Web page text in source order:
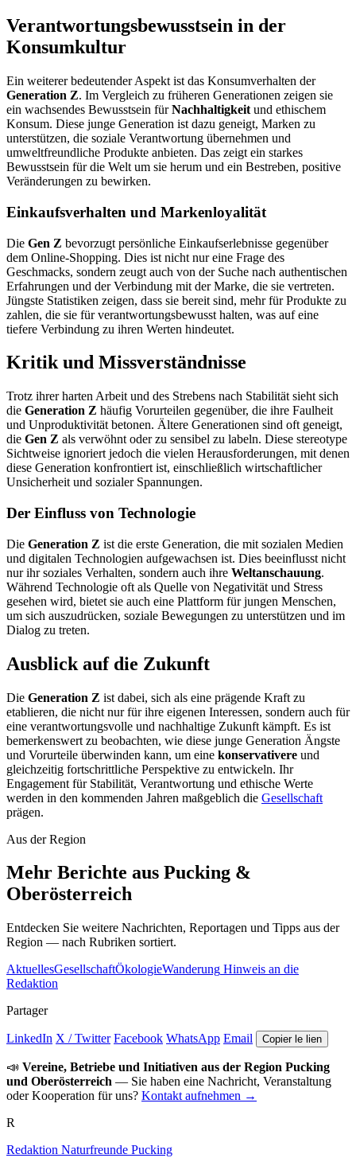
Verantwortungsbewusstsein in der
Konsumkultur
Ein weiterer bedeutender Aspekt ist das Konsumverhalten der
Generation Z. Im Vergleich zu früheren Generationen zeigen sie
ein wachsendes Bewusstsein fürNachhaltigkeit und ethischem
Konsum. Diese junge Generation ist dazu geneigt, Marken zu
unterstützen, die soziale Verantwortung übernehmen und
umweltfreundliche Produkte anbieten. Das zeigt ein starkes
Bewusstsein für die Welt um sie herum und ein Bestreben, positive
Veränderungen zu bewirken.
Einkaufsverhalten und Markenloyalität
Die Gen Z bevorzugt persönliche Einkaufserlebnisse gegenüber
dem Online-Shopping. Dies ist nicht nur eine Frage des
Geschmacks, sondern zeugt auch von der Suche nach authentischen
Erfahrungen und der Verbindung mit der Marke, die sie vertreten.
Jüngste Statistiken zeigen, dass sie bereit sind, mehr für Produkte zu
zahlen, die sie für verantwortungsbewusst halten, was auf eine
tiefere Verbindung zu ihren Werten hindeutet.
Kritik und Missverständnisse
Trotz ihrer harten Arbeit und des Strebens nach Stabilität sieht sich
die Generation Z häufig Vorurteilen gegenüber, die ihre Faulheit
und Unproduktivität betonen. Ältere Generationen sind oft geneigt,
die Gen Z als verwöhnt oder zu sensibel zu labeln. Diese stereotype
Sichtweise ignoriert jedoch die vielen Herausforderungen, mit denen
diese Generation konfrontiert ist, einschließlich wirtschaftlicher
Unsicherheit und sozialer Spannungen.
Der Einfluss von Technologie
Die Generation Z ist die erste Generation, die mit sozialen Medien
und digitalen Technologien aufgewachsen ist. Dies beeinflusst nicht
nur ihr soziales Verhalten, sondern auch ihre Weltanschauung.
Während Technologie oft als Quelle von Negativität und Stress
gesehen wird, bietet sie auch eine Plattform für jungen Menschen,
um sich auszudrücken, soziale Bewegungen zu unterstützen und im
Dialog zu treten.
Ausblick auf die Zukunft
Die Generation Z ist dabei, sich als eine prägende Kraft zu
etablieren, die nicht nur für ihre eigenen Interessen, sondern auch für
eine verantwortungsvolle und nachhaltige Zukunft kämpft. Es ist
bemerkenswert zu beobachten, wie diese junge Generation Ängste
und Vorurteile überwinden kann, um eine konservativere und
gleichzeitig fortschrittliche Perspektive zu entwickeln. Ihr
Engagement für Stabilität, Verantwortung und ethische Werte
werden in den kommenden Jahren maßgeblich die Gesellschaft
prägen.
Aus der Region
Mehr Berichte aus Pucking &
Oberösterreich
Entdecken Sie weitere Nachrichten, Reportagen und Tipps aus der
Region — nach Rubriken sortiert.
AktuellesGesellschaftÖkologieWanderung Hinweis an die
Redaktion
Partager
LinkedIn X / Twitter Facebook WhatsApp Email Copier le lien
📣 Vereine, Betriebe und Initiativen aus der Region Pucking
und Oberösterreich — Sie haben eine Nachricht, Veranstaltung
oder Kooperation für uns? Kontakt aufnehmen →
R
Redaktion Naturfreunde Pucking